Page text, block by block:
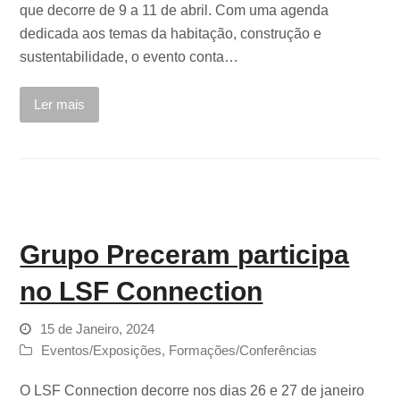
que decorre de 9 a 11 de abril. Com uma agenda
dedicada aos temas da habitação, construção e
sustentabilidade, o evento conta…
Ler mais
Grupo Preceram participa
no LSF Connection
15 de Janeiro, 2024
Eventos/Exposições, Formações/Conferências
O LSF Connection decorre nos dias 26 e 27 de janeiro